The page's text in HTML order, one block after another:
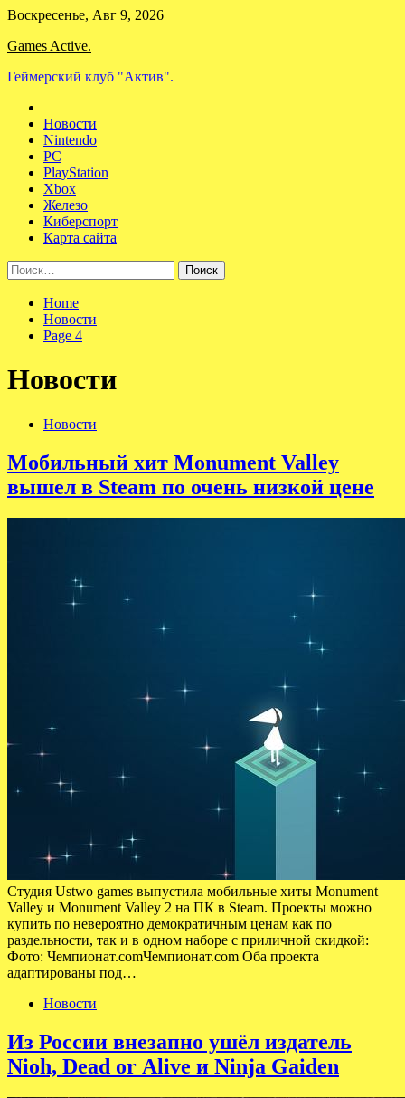
Skip
content
Воскресенье, Авг 9, 2026
Games Active.
Геймерский клуб "Актив".
Новости
Nintendo
PC
PlayStation
Xbox
Железо
Киберспорт
Карта сайта
Найти:
Home
Новости
Page 4
Новости
Новости
Мобильный хит Monument Valley
вышел в Steam по очень низкой цене
Студия Ustwo games выпустила мобильные хиты Monument
Valley и Monument Valley 2 на ПК в Steam. Проекты можно
купить по невероятно демократичным ценам как по
раздельности, так и в одном наборе с приличной скидкой:
Фото: Чемпионат.comЧемпионат.com Оба проекта
адаптированы под…
Новости
Из России внезапно ушёл издатель
Nioh, Dead or Alive и Ninja Gaiden